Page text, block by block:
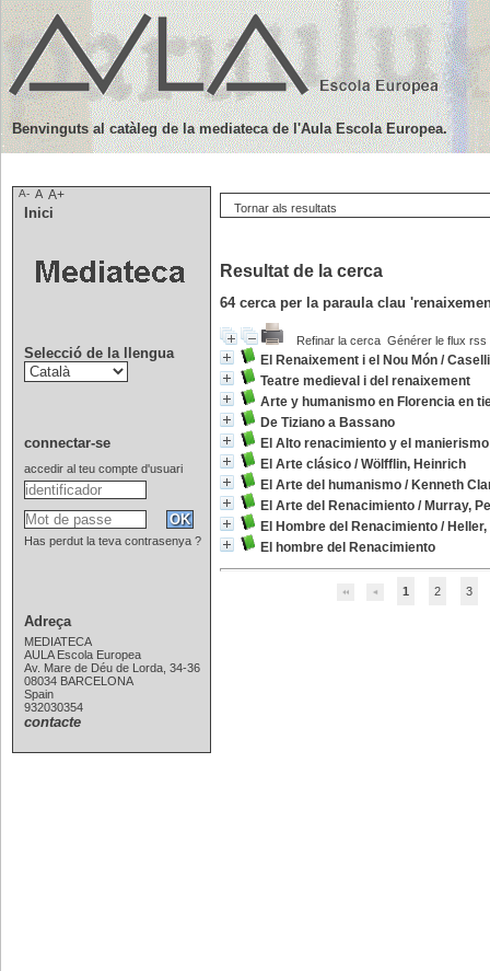
Tornar als resultats
Resultat de la cerca
64cerca per la paraula clau
Refinar la cerca Générer le flux rss
El Renaixement i el Nou Món /
Teatre medieval i del renaixement
Arte y humanismo en Florencia en
De Tiziano a Bassano
El Alto renacimiento y el manierismo
El Arte clásico /Wölfflin, Heinrich
El Arte del humanismo / Kenneth
El Arte del Renacimiento / Murray,
El Hombre del Renacimiento /
El hombre del Renacimiento
1 2 3
Benvinguts al catàleg de la mediateca de l'Aula Escola Europea.
A- A A+
Inici
Selecció de la llengua
connectar-se
accedir al teu compte d'usuari
Has perdut la teva contrasenya ?
Adreça
MEDIATECA
AULA Escola Europea
Av. Mare de Déu de Lorda, 34-36
08034 BARCELONA
Spain
932030354
contacte